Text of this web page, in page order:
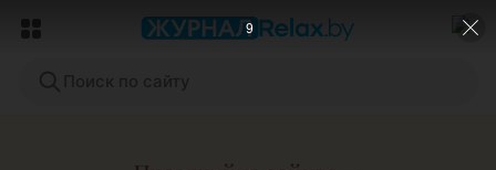
7